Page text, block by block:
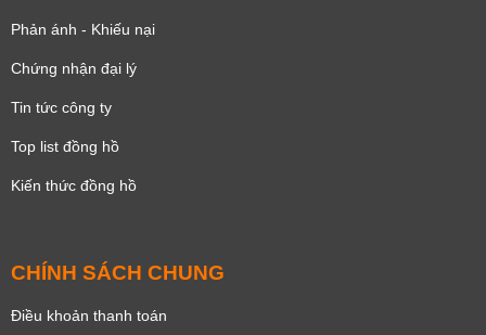
Phản ánh - Khiếu nại
Chứng nhận đại lý
Tin tức công ty
Top list đồng hồ
Kiến thức đồng hồ
CHÍNH SÁCH CHUNG
Điều khoản thanh toán